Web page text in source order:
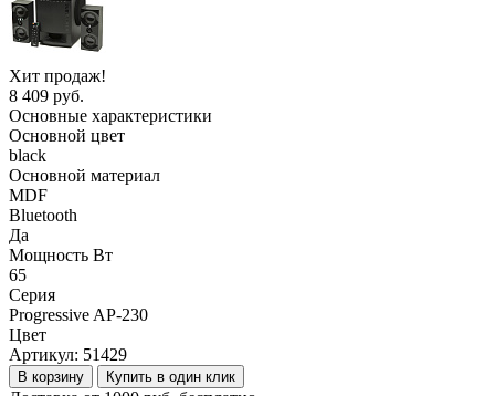
Хит продаж!
8 409 руб.
Основные характеристики
Основной цвет
black
Основной материал
MDF
Bluetooth
Да
Мощность Вт
65
Серия
Progressive AP-230
Цвет
Артикул: 51429
В корзину Купить в один клик